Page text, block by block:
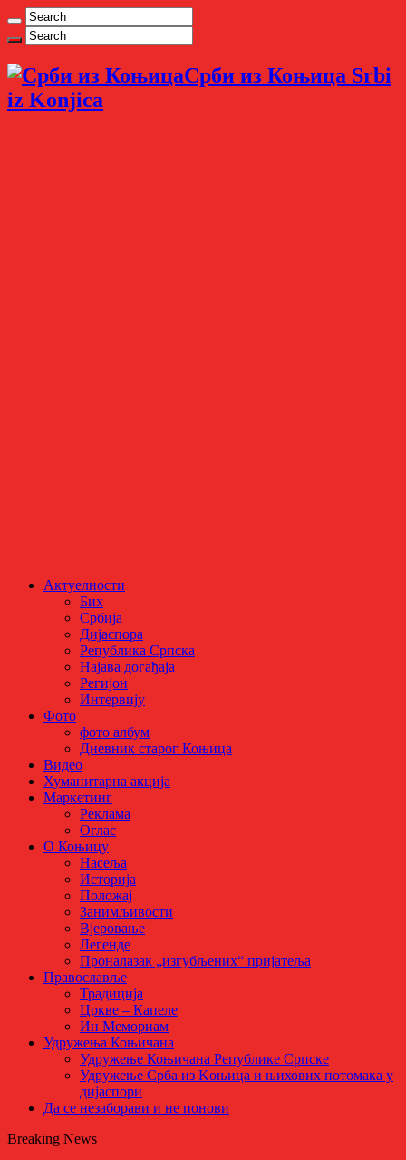
Срби из Коњица Srbi
iz Konjica
Актуелности
Бих
Србија
Дијаспора
Република Српска
Најава догађаја
Регијон
Интервију
Фото
фото албум
Дневник старог Коњица
Видео
Хуманитарна акција
Маркетинг
Реклама
Оглас
О Коњицу
Насеља
Историја
Положај
Занимљивости
Вјеровање
Легенде
Проналазак „изгубљених“ пријатеља
Православље
Традиција
Цркве – Капеле
Ин Мемориам
Удружења Коњичана
Удружење Коњичана Републике Српске
Удружење Срба из Kоњица и њихових потомака у
дијаспори
Да се незаборави и не понови
Breaking News